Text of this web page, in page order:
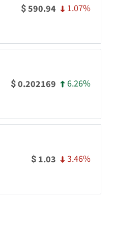
$590.94 1.07%
$0.202169 6.26%
$ 1.03 3.46%